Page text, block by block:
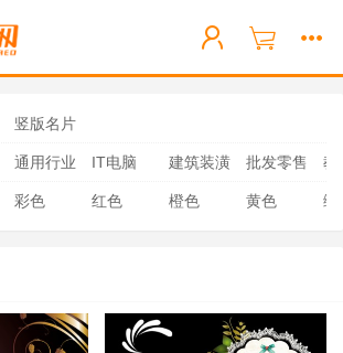
竖版名片
通用行业 IT电脑 建筑装潢 批发零售 教
彩色 红色 橙色 黄色 绿